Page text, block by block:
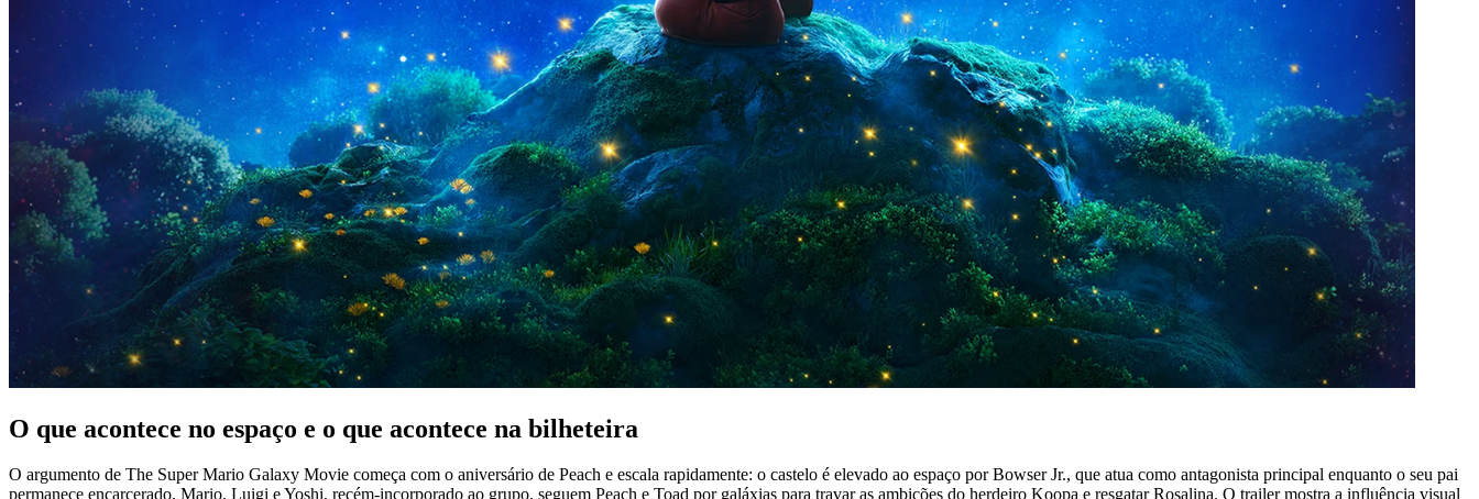
O que acontece no espaço e o que acontece na bilheteira
O argumento de The Super Mario Galaxy Movie começa com o aniversário de Peach e escala rapidamente: o castelo é elevado ao espaço por Bowser Jr., que atua como antagonista principal enquanto o seu pai
permanece encarcerado. Mario, Luigi e Yoshi, recém-incorporado ao grupo, seguem Peach e Toad por galáxias para travar as ambições do herdeiro Koopa e resgatar Rosalina. O trailer mostra a influência visual